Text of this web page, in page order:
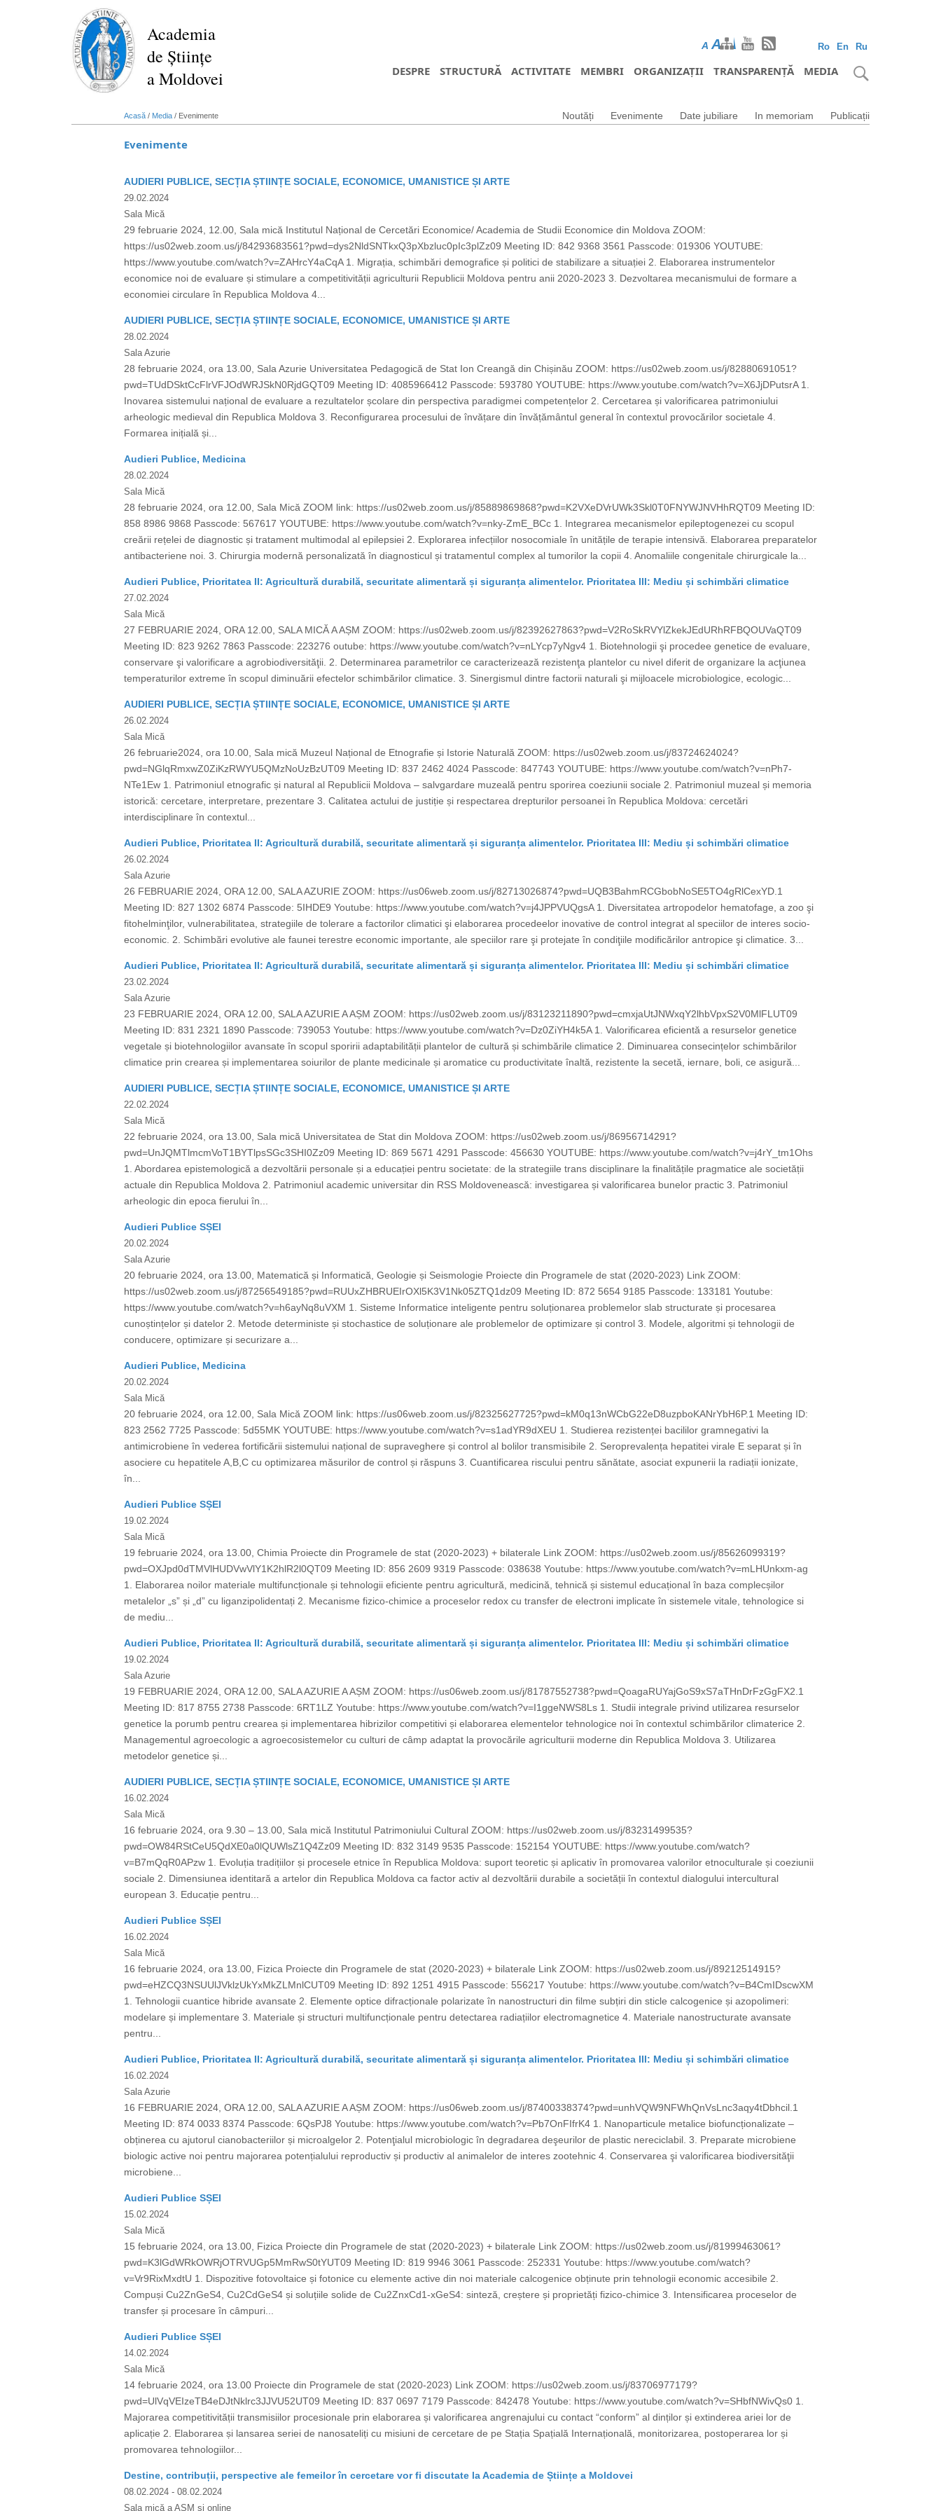
Academia
de Științe
a Moldovei
Ro En Ru
A AA
DESPRE STRUCTURĂ ACTIVITATE MEMBRI ORGANIZAȚII TRANSPARENȚĂ MEDIA
Acasă / Media / Evenimente Noutăți Evenimente Date jubiliare In memoriam Publicații
Evenimente
AUDIERI PUBLICE, SECȚIA ȘTIINȚE SOCIALE, ECONOMICE, UMANISTICE ȘI ARTE
29.02.2024
Sala Mică
29 februarie 2024, 12.00, Sala mică Institutul Național de Cercetări Economice/ Academia de Studii Economice din Moldova ZOOM:
https://us02web.zoom.us/j/84293683561?pwd=dys2NldSNTkxQ3pXbzluc0pIc3plZz09 Meeting ID: 842 9368 3561 Passcode: 019306 YOUTUBE:
https://www.youtube.com/watch?v=ZAHrcY4aCqA 1. Migrația, schimbări demografice și politici de stabilizare a situației 2. Elaborarea instrumentelor
economice noi de evaluare și stimulare a competitivității agriculturii Republicii Moldova pentru anii 2020-2023 3. Dezvoltarea mecanismului de formare a
economiei circulare în Republica Moldova 4...
AUDIERI PUBLICE, SECȚIA ȘTIINȚE SOCIALE, ECONOMICE, UMANISTICE ȘI ARTE
28.02.2024
Sala Azurie
28 februarie 2024, ora 13.00, Sala Azurie Universitatea Pedagogică de Stat Ion Creangă din Chișinău ZOOM: https://us02web.zoom.us/j/82880691051?
pwd=TUdDSktCcFlrVFJOdWRJSkN0RjdGQT09 Meeting ID: 4085966412 Passcode: 593780 YOUTUBE: https://www.youtube.com/watch?v=X6JjDPutsrA 1.
Inovarea sistemului național de evaluare a rezultatelor școlare din perspectiva paradigmei competențelor 2. Cercetarea și valorificarea patrimoniului
arheologic medieval din Republica Moldova 3. Reconfigurarea procesului de învățare din învățământul general în contextul provocărilor societale 4.
Formarea inițială și...
Audieri Publice, Medicina
28.02.2024
Sala Mică
28 februarie 2024, ora 12.00, Sala Mică ZOOM link: https://us02web.zoom.us/j/85889869868?pwd=K2VXeDVrUWk3Skl0T0FNYWJNVHhRQT09 Meeting ID:
858 8986 9868 Passcode: 567617 YOUTUBE: https://www.youtube.com/watch?v=nky-ZmE_BCc 1. Integrarea mecanismelor epileptogenezei cu scopul
creării rețelei de diagnostic și tratament multimodal al epilepsiei 2. Explorarea infecțiilor nosocomiale în unitățile de terapie intensivă. Elaborarea preparatelor
antibacteriene noi. 3. Chirurgia modernă personalizată în diagnosticul și tratamentul complex al tumorilor la copii 4. Anomaliile congenitale chirurgicale la...
Audieri Publice, Prioritatea II: Agricultură durabilă, securitate alimentară și siguranța alimentelor. Prioritatea III: Mediu și schimbări climatice
27.02.2024
Sala Mică
27 FEBRUARIE 2024, ORA 12.00, SALA MICĂ A AȘM ZOOM: https://us02web.zoom.us/j/82392627863?pwd=V2RoSkRVYlZkekJEdURhRFBQOUVaQT09
Meeting ID: 823 9262 7863 Passcode: 223276 outube: https://www.youtube.com/watch?v=nLYcp7yNgv4 1. Biotehnologii şi procedee genetice de evaluare,
conservare şi valorificare a agrobiodiversităţii. 2. Determinarea parametrilor ce caracterizează rezistenţa plantelor cu nivel diferit de organizare la acţiunea
temperaturilor extreme în scopul diminuării efectelor schimbărilor climatice. 3. Sinergismul dintre factorii naturali şi mijloacele microbiologice, ecologic...
AUDIERI PUBLICE, SECȚIA ȘTIINȚE SOCIALE, ECONOMICE, UMANISTICE ȘI ARTE
26.02.2024
Sala Mică
26 februarie2024, ora 10.00, Sala mică Muzeul Național de Etnografie și Istorie Naturală ZOOM: https://us02web.zoom.us/j/83724624024?
pwd=NGlqRmxwZ0ZiKzRWYU5QMzNoUzBzUT09 Meeting ID: 837 2462 4024 Passcode: 847743 YOUTUBE: https://www.youtube.com/watch?v=nPh7-
NTe1Ew 1. Patrimoniul etnografic și natural al Republicii Moldova – salvgardare muzeală pentru sporirea coeziunii sociale 2. Patrimoniul muzeal și memoria
istorică: cercetare, interpretare, prezentare 3. Calitatea actului de justiție și respectarea drepturilor persoanei în Republica Moldova: cercetări
interdisciplinare în contextul...
Audieri Publice, Prioritatea II: Agricultură durabilă, securitate alimentară și siguranța alimentelor. Prioritatea III: Mediu și schimbări climatice
26.02.2024
Sala Azurie
26 FEBRUARIE 2024, ORA 12.00, SALA AZURIE ZOOM: https://us06web.zoom.us/j/82713026874?pwd=UQB3BahmRCGbobNoSE5TO4gRlCexYD.1
Meeting ID: 827 1302 6874 Passcode: 5IHDE9 Youtube: https://www.youtube.com/watch?v=j4JPPVUQgsA 1. Diversitatea artropodelor hematofage, a zoo şi
fitohelminţilor, vulnerabilitatea, strategiile de tolerare a factorilor climatici şi elaborarea procedeelor inovative de control integrat al speciilor de interes socio-
economic. 2. Schimbări evolutive ale faunei terestre economic importante, ale speciilor rare şi protejate în condiţiile modificărilor antropice şi climatice. 3...
Audieri Publice, Prioritatea II: Agricultură durabilă, securitate alimentară și siguranța alimentelor. Prioritatea III: Mediu și schimbări climatice
23.02.2024
Sala Azurie
23 FEBRUARIE 2024, ORA 12.00, SALA AZURIE A AȘM ZOOM: https://us02web.zoom.us/j/83123211890?pwd=cmxjaUtJNWxqY2lhbVpxS2V0MlFLUT09
Meeting ID: 831 2321 1890 Passcode: 739053 Youtube: https://www.youtube.com/watch?v=Dz0ZiYH4k5A 1. Valorificarea eficientă a resurselor genetice
vegetale și biotehnologiilor avansate în scopul sporirii adaptabilității plantelor de cultură și schimbările climatice 2. Diminuarea consecințelor schimbărilor
climatice prin crearea și implementarea soiurilor de plante medicinale și aromatice cu productivitate înaltă, rezistente la secetă, iernare, boli, ce asigură...
AUDIERI PUBLICE, SECȚIA ȘTIINȚE SOCIALE, ECONOMICE, UMANISTICE ȘI ARTE
22.02.2024
Sala Mică
22 februarie 2024, ora 13.00, Sala mică Universitatea de Stat din Moldova ZOOM: https://us02web.zoom.us/j/86956714291?
pwd=UnJQMTlmcmVoT1BYTlpsSGc3SHI0Zz09 Meeting ID: 869 5671 4291 Passcode: 456630 YOUTUBE: https://www.youtube.com/watch?v=j4rY_tm1Ohs
1. Abordarea epistemologică a dezvoltării personale și a educației pentru societate: de la strategiile trans disciplinare la finalitățile pragmatice ale societății
actuale din Republica Moldova 2. Patrimoniul academic universitar din RSS Moldovenească: investigarea și valorificarea bunelor practic 3. Patrimoniul
arheologic din epoca fierului în...
Audieri Publice SȘEI
20.02.2024
Sala Azurie
20 februarie 2024, ora 13.00, Matematică și Informatică, Geologie și Seismologie Proiecte din Programele de stat (2020-2023) Link ZOOM:
https://us02web.zoom.us/j/87256549185?pwd=RUUxZHBRUEIrOXl5K3V1Nk05ZTQ1dz09 Meeting ID: 872 5654 9185 Passcode: 133181 Youtube:
https://www.youtube.com/watch?v=h6ayNq8uVXM 1. Sisteme Informatice inteligente pentru soluționarea problemelor slab structurate și procesarea
cunoștințelor și datelor 2. Metode deterministe și stochastice de soluționare ale problemelor de optimizare și control 3. Modele, algoritmi și tehnologii de
conducere, optimizare și securizare a...
Audieri Publice, Medicina
20.02.2024
Sala Mică
20 februarie 2024, ora 12.00, Sala Mică ZOOM link: https://us06web.zoom.us/j/82325627725?pwd=kM0q13nWCbG22eD8uzpboKANrYbH6P.1 Meeting ID:
823 2562 7725 Passcode: 5d55MK YOUTUBE: https://www.youtube.com/watch?v=s1adYR9dXEU 1. Studierea rezistenței bacililor gramnegativi la
antimicrobiene în vederea fortificării sistemului național de supraveghere și control al bolilor transmisibile 2. Seroprevalența hepatitei virale E separat și în
asociere cu hepatitele A,B,C cu optimizarea măsurilor de control și răspuns 3. Cuantificarea riscului pentru sănătate, asociat expunerii la radiații ionizate,
în...
Audieri Publice SȘEI
19.02.2024
Sala Mică
19 februarie 2024, ora 13.00, Chimia Proiecte din Programele de stat (2020-2023) + bilaterale Link ZOOM: https://us02web.zoom.us/j/85626099319?
pwd=OXJpd0dTMVlHUDVwVlY1K2hlR2l0QT09 Meeting ID: 856 2609 9319 Passcode: 038638 Youtube: https://www.youtube.com/watch?v=mLHUnkxm-ag
1. Elaborarea noilor materiale multifuncționale și tehnologii eficiente pentru agricultură, medicină, tehnică și sistemul educațional în baza complecșilor
metalelor „s” și „d” cu liganzipolidentați 2. Mecanisme fizico-chimice a proceselor redox cu transfer de electroni implicate în sistemele vitale, tehnologice si
de mediu...
Audieri Publice, Prioritatea II: Agricultură durabilă, securitate alimentară și siguranța alimentelor. Prioritatea III: Mediu și schimbări climatice
19.02.2024
Sala Azurie
19 FEBRUARIE 2024, ORA 12.00, SALA AZURIE A AȘM ZOOM: https://us06web.zoom.us/j/81787552738?pwd=QoagaRUYajGoS9xS7aTHnDrFzGgFX2.1
Meeting ID: 817 8755 2738 Passcode: 6RT1LZ Youtube: https://www.youtube.com/watch?v=I1ggeNWS8Ls 1. Studii integrale privind utilizarea resurselor
genetice la porumb pentru crearea și implementarea hibrizilor competitivi și elaborarea elementelor tehnologice noi în contextul schimbărilor climaterice 2.
Managementul agroecologic a agroecosistemelor cu culturi de câmp adaptat la provocările agriculturii moderne din Republica Moldova 3. Utilizarea
metodelor genetice și...
AUDIERI PUBLICE, SECȚIA ȘTIINȚE SOCIALE, ECONOMICE, UMANISTICE ȘI ARTE
16.02.2024
Sala Mică
16 februarie 2024, ora 9.30 – 13.00, Sala mică Institutul Patrimoniului Cultural ZOOM: https://us02web.zoom.us/j/83231499535?
pwd=OW84RStCeU5QdXE0a0lQUWlsZ1Q4Zz09 Meeting ID: 832 3149 9535 Passcode: 152154 YOUTUBE: https://www.youtube.com/watch?
v=B7mQqR0APzw 1. Evoluția tradițiilor și procesele etnice în Republica Moldova: suport teoretic și aplicativ în promovarea valorilor etnoculturale și coeziunii
sociale 2. Dimensiunea identitară a artelor din Republica Moldova ca factor activ al dezvoltării durabile a societății în contextul dialogului intercultural
european 3. Educație pentru...
Audieri Publice SȘEI
16.02.2024
Sala Mică
16 februarie 2024, ora 13.00, Fizica Proiecte din Programele de stat (2020-2023) + bilaterale Link ZOOM: https://us02web.zoom.us/j/89212514915?
pwd=eHZCQ3NSUUlJVklzUkYxMkZLMnlCUT09 Meeting ID: 892 1251 4915 Passcode: 556217 Youtube: https://www.youtube.com/watch?v=B4CmIDscwXM
1. Tehnologii cuantice hibride avansate 2. Elemente optice difracționale polarizate în nanostructuri din filme subțiri din sticle calcogenice și azopolimeri:
modelare și implementare 3. Materiale și structuri multifuncționale pentru detectarea radiațiilor electromagnetice 4. Materiale nanostructurate avansate
pentru...
Audieri Publice, Prioritatea II: Agricultură durabilă, securitate alimentară și siguranța alimentelor. Prioritatea III: Mediu și schimbări climatice
16.02.2024
Sala Azurie
16 FEBRUARIE 2024, ORA 12.00, SALA AZURIE A AȘM ZOOM: https://us06web.zoom.us/j/87400338374?pwd=unhVQW9NFWhQnVsLnc3aqy4tDbhcil.1
Meeting ID: 874 0033 8374 Passcode: 6QsPJ8 Youtube: https://www.youtube.com/watch?v=Pb7OnFIfrK4 1. Nanoparticule metalice biofuncționalizate –
obținerea cu ajutorul cianobacteriilor și microalgelor 2. Potenţialul microbiologic în degradarea deşeurilor de plastic nereciclabil. 3. Preparate microbiene
biologic active noi pentru majorarea potențialului reproductiv și productiv al animalelor de interes zootehnic 4. Conservarea şi valorificarea biodiversităţii
microbiene...
Audieri Publice SȘEI
15.02.2024
Sala Mică
15 februarie 2024, ora 13.00, Fizica Proiecte din Programele de stat (2020-2023) + bilaterale Link ZOOM: https://us02web.zoom.us/j/81999463061?
pwd=K3lGdWRkOWRjOTRVUGp5MmRwS0tYUT09 Meeting ID: 819 9946 3061 Passcode: 252331 Youtube: https://www.youtube.com/watch?
v=Vr9RixMxdtU 1. Dispozitive fotovoltaice și fotonice cu elemente active din noi materiale calcogenice obținute prin tehnologii economic accesibile 2.
Compuși Cu2ZnGeS4, Cu2CdGeS4 și soluțiile solide de Cu2ZnxCd1-xGeS4: sinteză, creștere și proprietăți fizico-chimice 3. Intensificarea proceselor de
transfer și procesare în câmpuri...
Audieri Publice SȘEI
14.02.2024
Sala Mică
14 februarie 2024, ora 13.00 Proiecte din Programele de stat (2020-2023) Link ZOOM: https://us02web.zoom.us/j/83706977179?
pwd=UlVqVEIzeTB4eDJtNklrc3JJVU52UT09 Meeting ID: 837 0697 7179 Passcode: 842478 Youtube: https://www.youtube.com/watch?v=SHbfNWivQs0 1.
Majorarea competitivității transmisiilor procesionale prin elaborarea și valorificarea angrenajului cu contact “conform” al dinților și extinderea ariei lor de
aplicație 2. Elaborarea și lansarea seriei de nanosateliți cu misiuni de cercetare de pe Stația Spațială Internațională, monitorizarea, postoperarea lor și
promovarea tehnologiilor...
Destine, contribuții, perspective ale femeilor în cercetare vor fi discutate la Academia de Științe a Moldovei
08.02.2024 - 08.02.2024
Sala mică a AȘM și online